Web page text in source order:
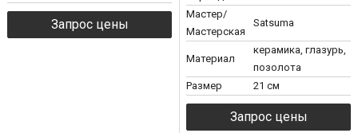
Мастер/
Мастерская
Satsuma
Материал
керамика, глазурь,
позолота
Размер
21 см